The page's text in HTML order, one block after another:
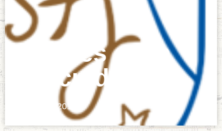
Talleres etica
del cuidado
octubre 2, 2019